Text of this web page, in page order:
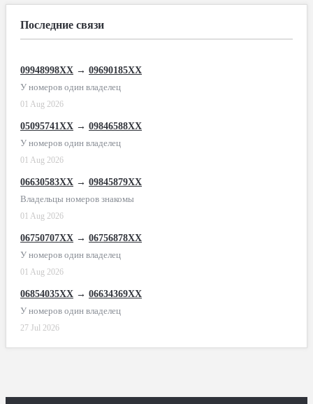
Последние связи
09948998XX → 09690185XX
У номеров один владелец
01 Aug 2026
05095741XX → 09846588XX
У номеров один владелец
01 Aug 2026
06630583XX → 09845879XX
Владельцы номеров знакомы
01 Aug 2026
06750707XX → 06756878XX
У номеров один владелец
01 Aug 2026
06854035XX → 06634369XX
У номеров один владелец
27 Jul 2026